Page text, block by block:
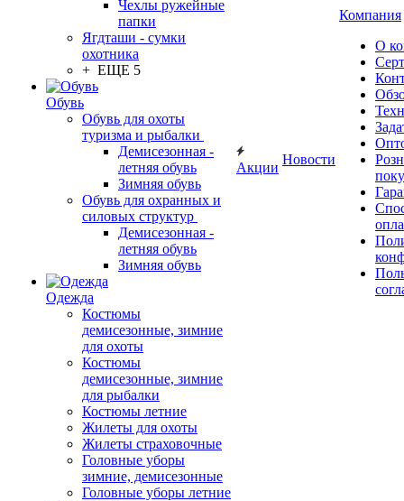
Чехлы ружейные
папки
Ягдташи - сумки
охотника
+ ЕЩЕ 5
Обувь
Обувь для охоты
туризма и рыбалки
Демисезонная -
летняя обувь
Зимняя обувь
Обувь для охранных и
силовых структур
Демисезонная -
летняя обувь
Зимняя обувь
Одежда
Костюмы
демисезонные, зимние
для охоты
Костюмы
демисезонные, зимние
для рыбалки
Костюмы летние
Жилеты для охоты
Жилеты страховочные
Головные уборы
зимние, демисезонные
Головные уборы летние
Акции
Новости
Компания
О